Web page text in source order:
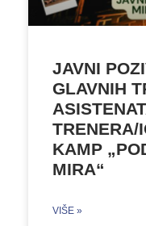
JAVNI
GLAVNIH
TRENERA/
KAMP
MIRA“
VIŠE »